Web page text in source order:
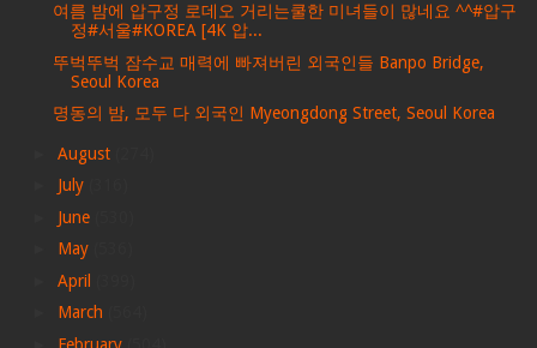
여름 밤에 압구정 로데오 거리는쿨한 미녀들이 많네요 ^^#압구
정#서울#KOREA [4K 압...
뚜벅뚜벅 잠수교 매력에 빠져버린 외국인들 Banpo Bridge,
Seoul Korea
명동의 밤, 모두 다 외국인 Myeongdong Street, Seoul Korea
August
July
June
May
April
March